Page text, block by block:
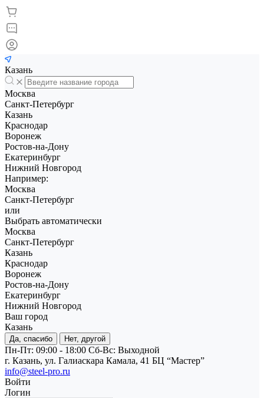
Казань
Москва
Санкт-Петербург
Казань
Краснодар
Воронеж
Ростов-на-Дону
Екатеринбург
Нижний Новгород
Например:
Москва
Санкт-Петербург
или
Выбрать автоматически
Москва
Санкт-Петербург
Казань
Краснодар
Воронеж
Ростов-на-Дону
Екатеринбург
Нижний Новгород
Ваш город
Казань
Да, спасибо Нет, другой
Пн-Пт: 09:00 - 18:00 Cб-Вс: Выходной
г. Казань, ул. Галиаскара Камала, 41 БЦ “Мастер”
info@steel-pro.ru
Войти
Логин